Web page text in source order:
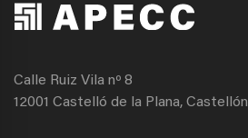
Calle Ruiz Vila nº 8
12001 Castelló de la Plana, Castellón